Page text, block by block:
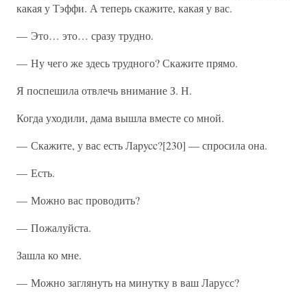
какая у Тэффи. А теперь скажите, какая у вас.
— Это… это… сразу трудно.
— Ну чего же здесь трудного? Скажите прямо.
Я поспешила отвлечь внимание З. Н.
Когда уходили, дама вышла вместе со мной.
— Скажите, у вас есть Лapycc?[230] — спросила она.
— Есть.
— Можно вас проводить?
— Пожалуйста.
Зашла ко мне.
— Можно заглянуть на минутку в ваш Ларусс?